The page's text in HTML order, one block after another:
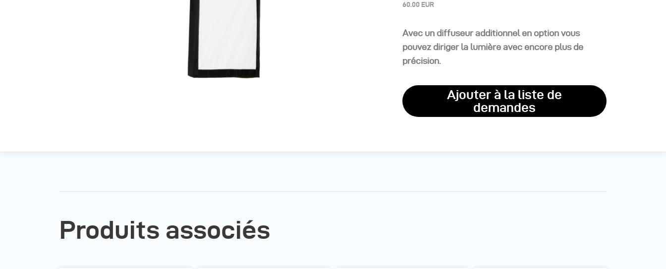
60.00 EUR
Avec un diffuseur additionnel en option vous
pouvez diriger la lumière avec encore plus de
précision.
Ajouter à la liste de
demandes
Produits associés